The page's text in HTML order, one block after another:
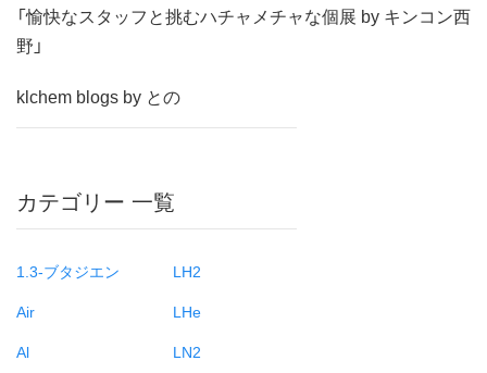
「愉快なスタッフと挑むハチャメチャな個展 by キンコン西
野」
klchem blogs by との
カテゴリー 一覧
1.3-ブタジエン
Air
Al
LH2
LHe
LN2